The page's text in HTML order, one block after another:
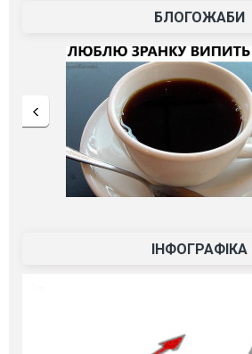
БЛОГОЖАБИ
ІНФОГРАФІКА